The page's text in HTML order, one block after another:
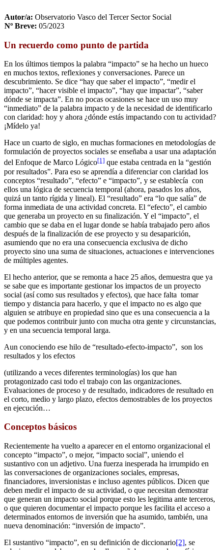
Autor/a: Observatorio Vasco del Tercer Sector Social
Nº Breve: 05/2023
Un recuerdo como punto de partida
En los últimos tiempos la palabra “impacto” se ha hecho un hueco
en muchos textos, reflexiones y conversaciones. Parece un
descubrimiento. Se dice “hay que saber el impacto”, “medir el
impacto”, “hacer visible el impacto”, “hay que impactar”, “saber
dónde se impacta”. En no pocas ocasiones se hace un uso muy
“inmediato” de la palabra impacto y de la necesidad de identificarlo
con claridad: hoy y ahora ¿dónde estás impactando con tu actividad?
¡Mídelo ya!
Hace un cuarto de siglo, en muchas formaciones en metodologías de
formulación de proyectos sociales se enseñaba a usar una adaptación
del Enfoque de Marco Lógico[1] que estaba centrada en la “gestión
por resultados”. Para eso se aprendía a diferenciar con claridad los
conceptos “resultado”, “efecto” e “impacto”, y se establecía con
ellos una lógica de secuencia temporal (ahora, pasados los años,
quizá un tanto rígida y lineal). El “resultado” era “lo que salía” de
forma inmediata de una actividad concreta. El “efecto”, el cambio
que generaba un proyecto en su finalización. Y el “impacto”, el
cambio que se daba en el lugar donde se había trabajado pero años
después de la finalización de ese proyecto y su desaparición,
asumiendo que no era una consecuencia exclusiva de dicho
proyecto sino una suma de situaciones, actuaciones e intervenciones
de múltiples agentes.
El hecho anterior, que se remonta a hace 25 años, demuestra que ya
se sabe que es importante gestionar los impactos de un proyecto
social (así como sus resultados y efectos), que hace falta tomar
tiempo y distancia para hacerlo, y que el impacto no es algo que
alguien se atribuye en propiedad sino que es una consecuencia a la
que podemos contribuir junto con mucha otra gente y circunstancias,
y en una secuencia temporal larga.
Aun conociendo ese hilo de “resultado-efecto-impacto”, son los
resultados y los efectos
(utilizando a veces diferentes terminologías) los que han
protagonizado casi todo el trabajo con las organizaciones.
Evaluaciones de proceso y de resultado, indicadores de resultado en
el corto, medio y largo plazo, efectos demostrables de los proyectos
en ejecución…
Conceptos básicos
Recientemente ha vuelto a aparecer en el entorno organizacional el
concepto “impacto”, o mejor, “impacto social”, uniendo el
sustantivo con un adjetivo. Una fuerza inesperada ha irrumpido en
las conversaciones de organizaciones sociales, empresas,
financiadores, inversionistas e incluso agentes públicos. Dicen que
deben medir el impacto de su actividad, o que necesitan demostrar
que generan un impacto social porque esto les legitima ante terceros,
o que quieren documentar el impacto porque les facilita el acceso a
determinados entornos de inversión que ha asumido, también, una
nueva denominación: “inversión de impacto”.
El sustantivo “impacto”, en su definición de diccionario[2], se